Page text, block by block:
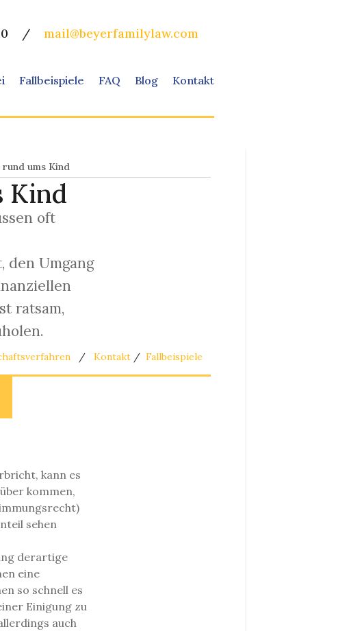
/ mail@beyerfamilylaw.com
Fallbeispiele FAQ Blog Kontakt
rund ums Kind
Kind
oft
den Umgang
ratsam,
/ Kontakt / Fallbeispiele
kann es
kommen,
sehen
derartige
eine
so schnell es
Einigung zu
auch